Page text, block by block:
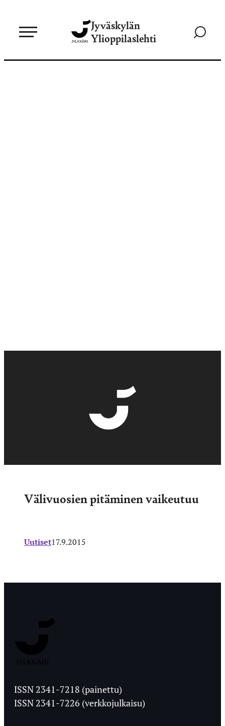
sisältöön
Jyväskylän
Ylioppilaslehti
Siirry
Välivuosien pitäminen vaikeutuu
Uutiset17.9.2015
Ylioppilaslehti
ISSN 2341-7218 (painettu)
ISSN 2341-7226 (verkkojulkaisu)